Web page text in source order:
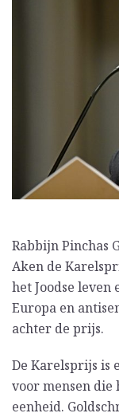
Rabbijn Pinchas
Aken de
het Joodse
Europa en
achter de prijs.
De Karelsprijs is
voor mensen die
eenheid.